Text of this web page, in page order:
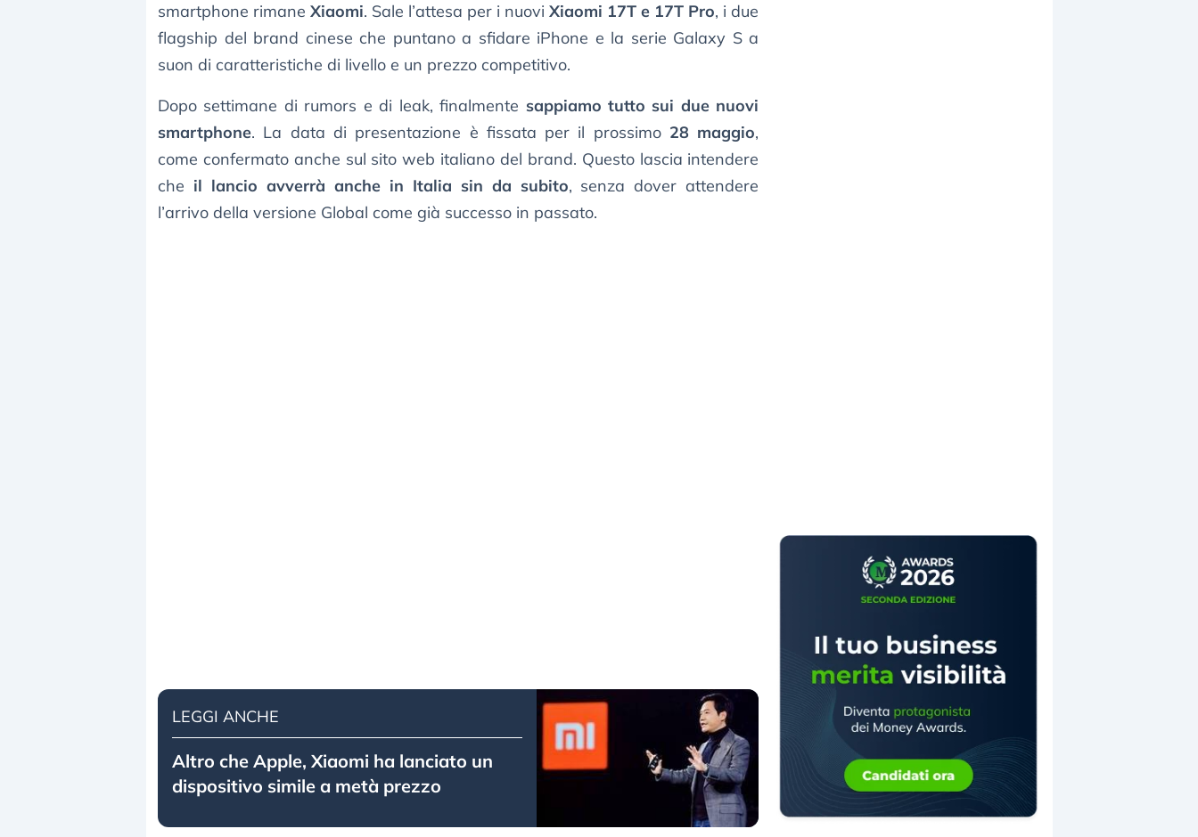
smartphone rimaneXiaomi. Sale l’attesa per i nuoviXiaomi 17T e 17T Pro, i due
flagship del brand cinese che puntano a sfidare iPhone e la serie Galaxy S a
suon di caratteristiche di livello e un prezzo competitivo.
Dopo settimane di rumors e di leak, finalmente sappiamo tutto sui due nuovi
smartphone. La data di presentazione è fissata per il prossimo 28 maggio,
come confermato anche sul sito web italiano del brand. Questo lascia intendere
che il lancio avverrà anche in Italia sin da subito, senza dover attendere
l’arrivo della versione Global come già successo in passato.
LEGGI ANCHE
Altro che Apple, Xiaomi ha lanciato un
dispositivo simile a metà prezzo